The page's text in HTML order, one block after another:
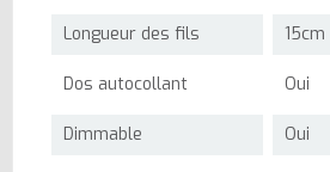
Longueur des fils 15cm
Dos autocollant Oui
Dimmable Oui